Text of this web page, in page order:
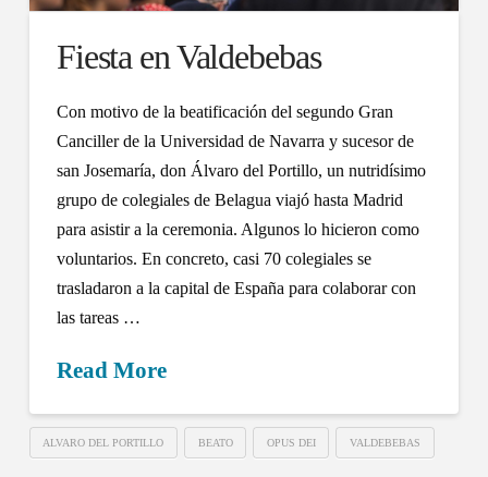
Fiesta en Valdebebas
Con motivo de la beatificación del segundo Gran
Canciller de la Universidad de Navarra y sucesor de
san Josemaría, don Álvaro del Portillo, un nutridísimo
grupo de colegiales de Belagua viajó hasta Madrid
para asistir a la ceremonia. Algunos lo hicieron como
voluntarios. En concreto, casi 70 colegiales se
trasladaron a la capital de España para colaborar con
las tareas …
Read More
ALVARO DEL PORTILLO BEATO OPUS DEI VALDEBEBAS